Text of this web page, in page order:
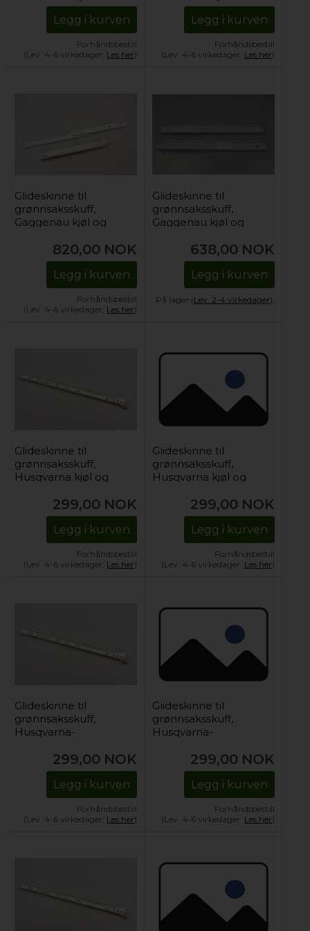
Legg i kurven
Forhåndsbestill
(Lev. 4-6 virkedager. Les her)
Legg i kurven
Forhåndsbestill
(Lev. 4-6 virkedager. Les her)
Glideskinne til
grønnsaksskuff,
Gaggenau kjøl og
820,00 NOK
Legg i kurven
Forhåndsbestill
(Lev. 4-6 virkedager. Les her)
Glideskinne til
grønnsaksskuff,
Gaggenau kjøl og
638,00 NOK
Legg i kurven
På lager (Lev. 2-4 virkedager).
Glideskinne til
grønnsaksskuff,
Husqvarna kjøl og
299,00 NOK
Legg i kurven
Forhåndsbestill
(Lev. 4-6 virkedager. Les her)
Glideskinne til
grønnsaksskuff,
Husqvarna kjøl og
299,00 NOK
Legg i kurven
Forhåndsbestill
(Lev. 4-6 virkedager. Les her)
Glideskinne til
grønnsaksskuff,
Husqvarna-
299,00 NOK
Legg i kurven
Forhåndsbestill
(Lev. 4-6 virkedager. Les her)
Glideskinne til
grønnsaksskuff,
Husqvarna-
(venstre)299,00 NOK
Legg i kurven
Forhåndsbestill
(Lev. 4-6 virkedager. Les her)